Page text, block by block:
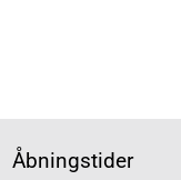
Åbningstider